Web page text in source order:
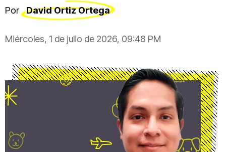
Por David Ortiz Ortega
Miércoles, 1 de julio de 2026, 09:48 PM